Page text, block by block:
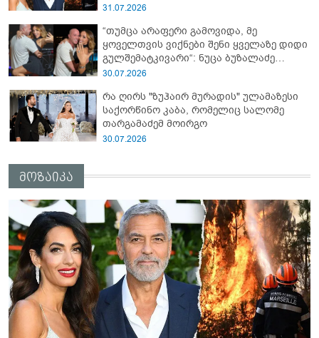
31.07.2026
“თუმცა არაფერი გამოვიდა, მე
ყოველთვის ვიქნები შენი ყველაზე დიდი
გულშემატკივარი“: ნუცა ბუზალაძე
რჩეულს დაშორდა?
30.07.2026
რა ღირს "ზუჰაირ მურადის" ულამაზესი
საქორწინო კაბა, რომელიც სალომე
თარგამაძემ მოირგო
30.07.2026
მოზაიკა